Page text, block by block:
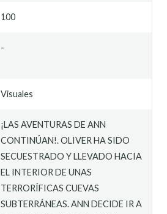
100
-
Visuales
¡LAS AVENTURAS DE ANN
CONTINÚAN!. OLIVER HA SIDO
SECUESTRADO Y LLEVADO HACIA
EL INTERIOR DE UNAS
TERRORÍFICAS CUEVAS
SUBTERRÁNEAS. ANN DECIDE IR A